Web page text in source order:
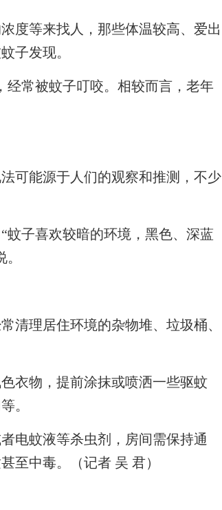
等来找人，那些体温较高、爱出
子发现。
常被蚊子叮咬。相较而言，老年
能源于人们的观察和推测，不少
子喜欢较暗的环境，黑色、深蓝
理居住环境的杂物堆、垃圾桶、
衣物，提前涂抹或喷洒一些驱蚊
。
蚊液等杀虫剂，房间需保持通
至中毒。（记者 吴 君）